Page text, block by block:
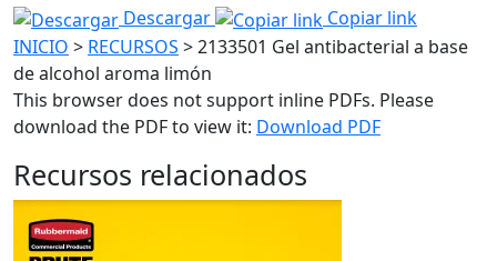
Descargar
Copiar link
INICIO > RECURSOS > 2133501 Gel antibacterial a base
de alcohol aroma limón
This browser does not support inline PDFs. Please
download the PDF to view it: Download PDF
Recursos relacionados